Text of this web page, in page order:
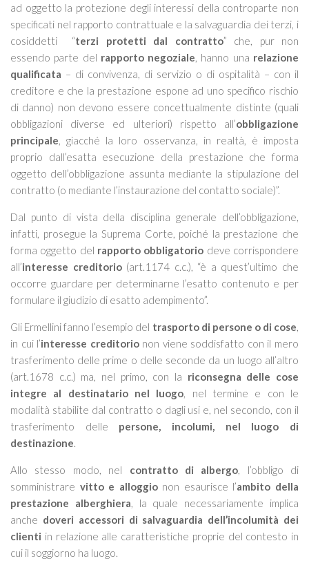
ad oggetto la protezione degli interessi della controparte non
specificati nel rapporto contrattuale e la salvaguardia dei terzi, i
cosiddetti
“terzi protetti dal contratto” che, pur non
essendo parte del rapporto negoziale, hanno una relazione
qualificata – di convivenza, di servizio o di ospitalità – con il
creditore e che la prestazione espone ad uno specifico rischio
di danno) non devono essere concettualmente distinte (quali
obbligazioni diverse ed ulteriori) rispetto all’obbligazione
principale, giacché la loro osservanza, in realtà, è imposta
proprio dall’esatta esecuzione della prestazione che forma
oggetto dell’obbligazione assunta mediante la stipulazione del
contratto (o mediante l’instaurazione del contatto sociale)”.
Dal punto di vista della disciplina generale dell’obbligazione,
infatti, prosegue la Suprema Corte, poiché la prestazione che
forma oggetto del rapporto obbligatorio deve corrispondere
all’interesse creditorio(art.1174 c.c.), “è a quest’ultimo che
occorre guardare per determinarne l’esatto contenuto e per
formulare il giudizio di esatto adempimento”.
Gli Ermellini fanno l’esempio del trasporto di persone o di cose,
in cui l’interesse creditorio non viene soddisfatto con il mero
trasferimento delle prime o delle seconde da un luogo all’altro
(art.1678 c.c.) ma, nel primo, con la riconsegna delle cose
integre al destinatario nel luogo, nel termine e con le
modalità stabilite dal contratto o dagli usi e, nel secondo, con il
trasferimento delle persone, incolumi, nel luogo di
destinazione.
Allo stesso modo, nel contratto di albergo, l’obbligo di
somministrare vitto e alloggionon esaurisce l’ambito della
prestazione alberghiera, la quale necessariamente implica
anche doveri accessori di salvaguardia dell’incolumità dei
clienti in relazione alle caratteristiche proprie del contesto in
cui il soggiorno ha luogo.